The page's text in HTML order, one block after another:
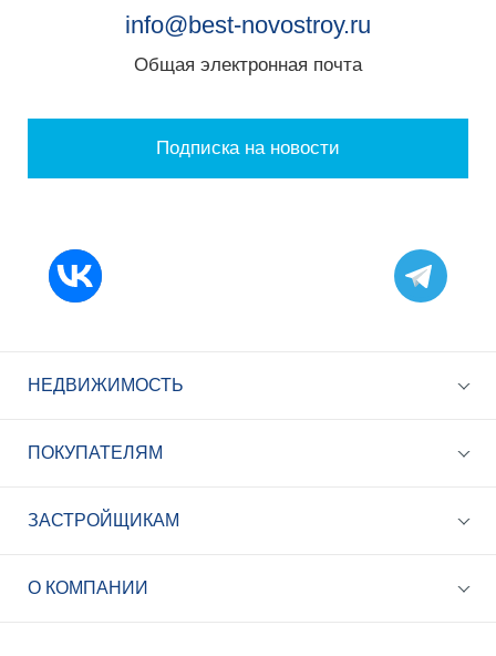
+7 (495) 785-56-17
info@best-novostroy.ru
Общая электронная почта
Подписка на новости
НЕДВИЖИМОСТЬ
ПОКУПАТЕЛЯМ
ЗАСТРОЙЩИКАМ
О КОМПАНИИ